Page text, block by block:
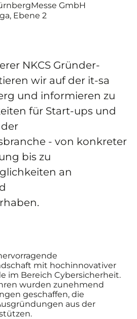
GmbH
Ebene 2
NKCS Gründer-
wir auf der it-sa
und informieren zu
für Start-ups und
- von konkreter
bis zu
an
mit hochinnovativer
im Bereich Cybersicherheit.
wurden zunehmend
geschaffen, die
aus der